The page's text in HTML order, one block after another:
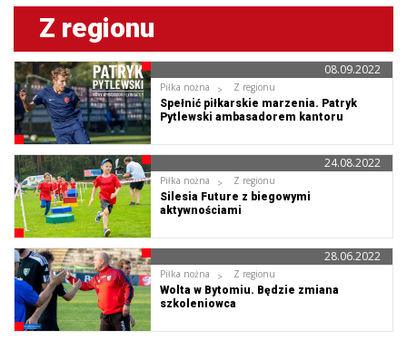
Z regionu
Piłka nożna
Z regionu
Spełnić piłkarskie marzenia. Patryk
Pytlewski ambasadorem kantoru
08.09.2022
Piłka nożna
Z regionu
Silesia Future z biegowymi
aktywnościami
24.08.2022
Piłka nożna
Z regionu
Wolta w Bytomiu. Będzie zmiana
szkoleniowca
28.06.2022